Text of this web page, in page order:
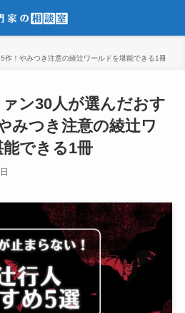
作！やみつき注意の綾辻ワールドを堪能できる1冊
ン30人が選んだおす
みつき注意の綾辻ワ
できる1冊